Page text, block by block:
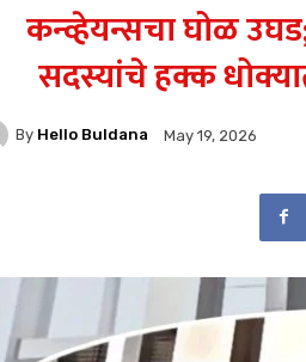
कन्व्हेयन्सचा घोळ
सदस्यांचे हक्क
By Hello Buldana May 19, 2026